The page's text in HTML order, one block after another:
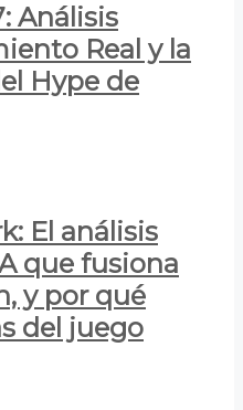
Análisis
Real y la
Hype de
El análisis
que fusiona
y por qué
del juego